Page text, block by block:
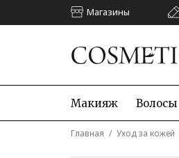
Магазины
Макияж Волосы
Главная / Уход за кожей